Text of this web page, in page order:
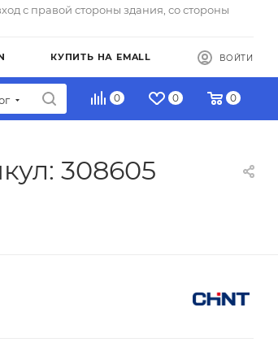
с правой стороны здания, со стороны
КУПИТЬ НА EMALL ВОЙТИ
0 0 0
308605